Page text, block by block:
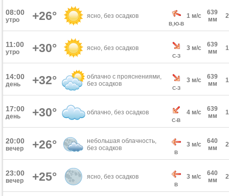
08:00
утро +26° ясно, без осадков
В,Ю-В
1 м/с
639
мм
11:00
утро +30° ясно, без осадков
С-З
3 м/с
639
мм
14:00
день +32°
облачно с прояснениями,
без осадков
С-З
3 м/с
639
мм
17:00
день +30° облачно, без осадков
С-В
4 м/с
639
мм
20:00
вечер +26°
небольшая облачность,
без осадков
В
3 м/с
640
мм
23:00
вечер +25° ясно, без осадков
В
3 м/с
640
мм